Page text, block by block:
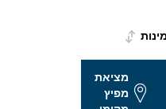
מציאת
מפיץ